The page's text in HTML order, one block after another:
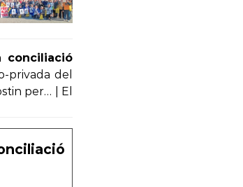
conciliació
privada del
per… | El